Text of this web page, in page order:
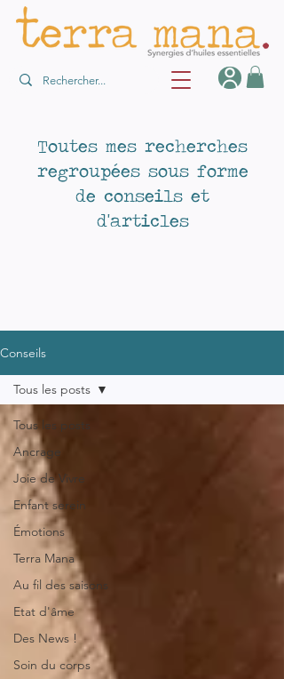
Toutes mes recherches
regroupées sous forme
de conseils et
d'articles
Conseils
Tous les posts
Ancrage
Joie de Vivre
Enfant serein
Émotions
Terra Mana
Au fil des saisons
Etat d'âme
Des News !
Soin du corps
Tous les posts